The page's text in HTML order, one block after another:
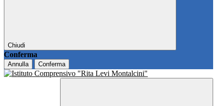
Chiudi
Conferma
Annulla Conferma